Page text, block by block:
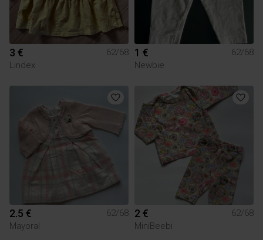
3 €
62/68
Lindex
1 €
62/68
Newbie
2.5 €
62/68
Mayoral
2 €
62/68
MiniBeebi